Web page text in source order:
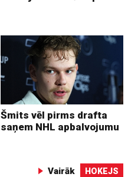
Šmits vēl pirms drafta
saņem NHL apbalvojumu
Vairāk HOKEJS